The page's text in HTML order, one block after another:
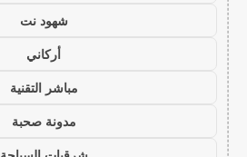
شهود نت
أركاني
مباشر التقنية
مدونة صحبة